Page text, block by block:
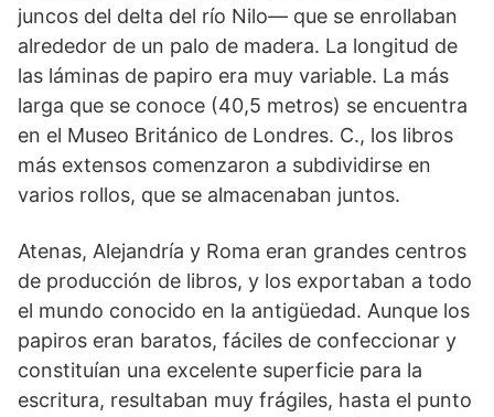
juncos del delta del río Nilo— que se enrollaban
alrededor de un palo de madera. La longitud de
las láminas de papiro era muy variable. La más
larga que se conoce (40,5 metros) se encuentra
en el Museo Británico de Londres. C., los libros
más extensos comenzaron a subdividirse en
varios rollos, que se almacenaban juntos.
Atenas, Alejandría y Roma eran grandes centros
de producción de libros, y los exportaban a todo
el mundo conocido en la antigüedad. Aunque los
papiros eran baratos, fáciles de confeccionar y
constituían una excelente superficie para la
escritura, resultaban muy frágiles, hasta el punto